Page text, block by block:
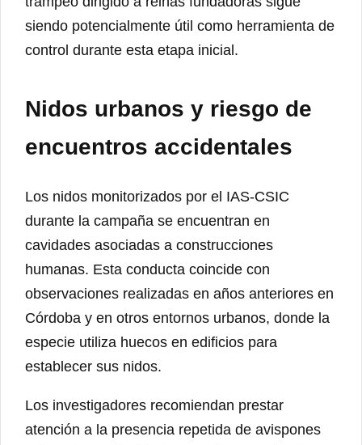
siendo potencialmente útil como herramienta de
control durante esta etapa inicial.
Nidos urbanos y riesgo de
encuentros accidentales
Los nidos monitorizados por el IAS-CSIC
durante la campaña se encuentran en
cavidades asociadas a construcciones
humanas. Esta conducta coincide con
observaciones realizadas en años anteriores en
Córdoba y en otros entornos urbanos, donde la
especie utiliza huecos en edificios para
establecer sus nidos.
Los investigadores recomiendan prestar
atención a la presencia repetida de avispones